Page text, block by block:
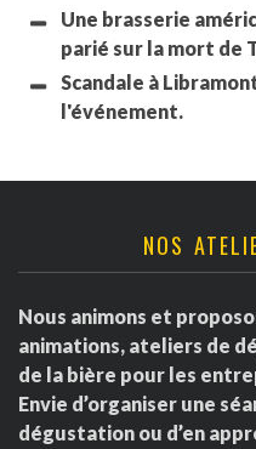
Une brasserie
parié sur la mort de
Scandale à
l'événement.
NOS
Nous animons et
animations, ateliers de
de la bière pour les
Envie d’organiser une
dégustation ou d’en